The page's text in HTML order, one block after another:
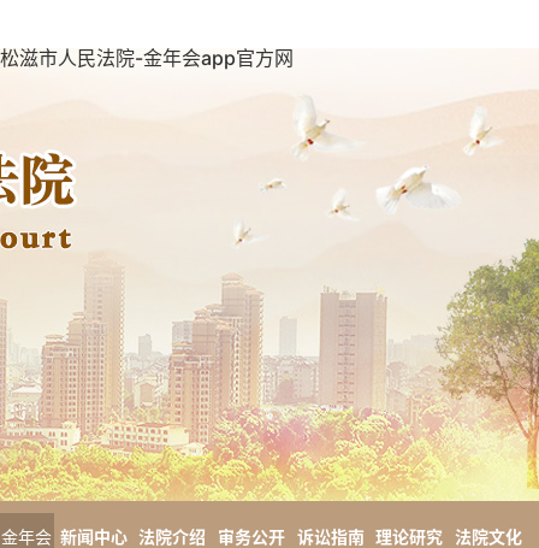
松滋市人民法院-金年会app官方网
金年会 新闻中心 法院介绍 审务公开 诉讼指南 理论研究 法院文化